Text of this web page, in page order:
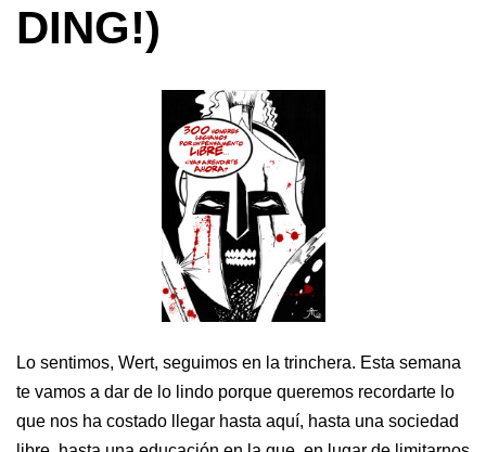
DING!)
Lo sentimos, Wert, seguimos en la trinchera. Esta semana
te vamos a dar de lo lindo porque queremos recordarte lo
que nos ha costado llegar hasta aquí, hasta una sociedad